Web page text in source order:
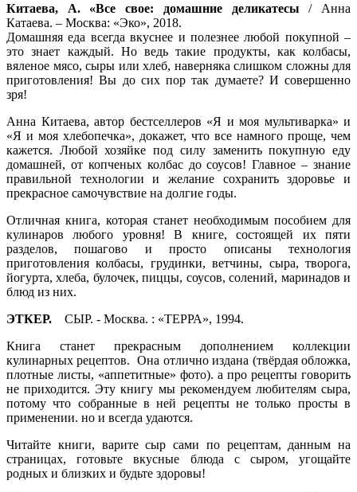
Китаева, А. «Все свое: домашние деликатесы / Анна
Катаева. – Москва: «Эко», 2018.
Домашняя еда всегда вкуснее и полезнее любой покупной –
это знает каждый. Но ведь такие продукты, как колбасы,
вяленое мясо, сыры или хлеб, наверняка слишком сложны для
приготовления! Вы до сих пор так думаете? И совершенно
зря!
Анна Китаева, автор бестселлеров «Я и моя мультиварка» и
«Я и моя хлебопечка», докажет, что все намного проще, чем
кажется. Любой хозяйке под силу заменить покупную еду
домашней, от копченых колбас до соусов! Главное – знание
правильной технологии и желание сохранить здоровье и
прекрасное самочувствие на долгие годы.
Отличная книга, которая станет необходимым пособием для
кулинаров любого уровня! В книге, состоящей их пяти
разделов, пошагово и просто описаны технология
приготовления колбасы, грудинки, ветчины, сыра, творога,
йогурта, хлеба, булочек, пиццы, соусов, солений, маринадов и
блюд из них.
ЭТКЕР.
СЫР. - Москва. : «ТЕРРА», 1994.
Книга станет прекрасным дополнением коллекции
кулинарных рецептов. Она отлично издана (твёрдая обложка,
плотные листы, «аппетитные» фото). а про рецепты говорить
не приходится. Эту книгу мы рекомендуем любителям сыра,
потому что собранные в ней рецепты не только просты в
применении. но и всегда удаются.
Читайте книги, варите сыр сами по рецептам, данным на
страницах, готовьте вкусные блюда с сыром, угощайте
родных и близких и будьте здоровы!